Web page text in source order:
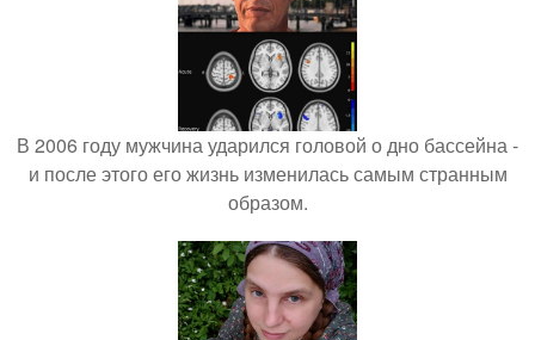
В 2006 году мужчина ударился головой о дно бассейна -
и после этого его жизнь изменилась самым странным
образом.